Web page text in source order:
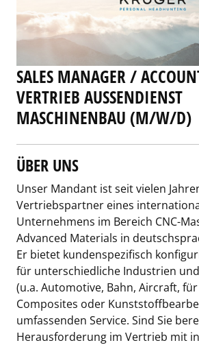
SALES MANAGER /
VERTRIEB AUSSENDIENST M
ASCHINENBAU (M/W/D)
ÜBER UNS
Unser Mandant ist seit vielen
Vertriebspartner eines
Unternehmens im Bereich CNC-
Advanced Materials in
Er bietet kundenspezifisch
für unterschiedliche Industrien
(u.a. Automotive, Bahn, Aircraft, für
Composites oder
umfassenden Service. Sind Sie
Herausforderung im Vertrieb mit